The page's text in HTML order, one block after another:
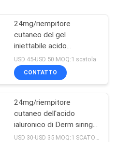
24mg/riempitore
cutaneo del gel
iniettabile acido
ialuronico di ml Ultra4 per
le labbra 2*1ml
USD 45-USD 50 MOQ:1 scatola
CONTATTO
24mg/riempitore
cutaneo dell'acido
ialuronico di Derm siringa
di ml 2ml
USD 30-USD 35 MOQ:1 SCATOLA